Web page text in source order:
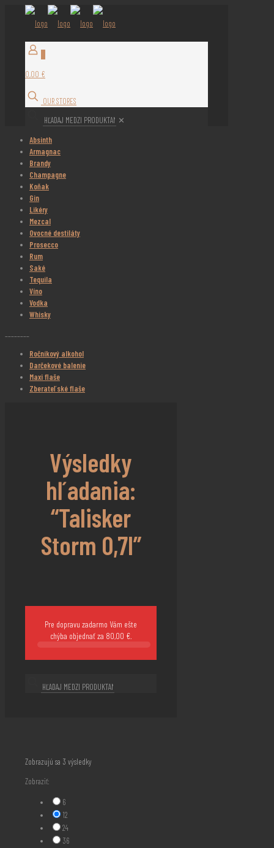
0,00 €
OUR STORES
✕
Absinth
Armagnac
Brandy
Champagne
Koňak
Gin
Likéry
Mezcal
Ovocné destiláty
Prosecco
Rum
Saké
Tequila
Víno
Vodka
Whisky
Ročníkový alkohol
Darčekové balenie
Maxi flaše
Zberateľské flaše
Výsledky
hľadania:
“Talisker
Storm 0,7l”
Pre dopravu zadarmo Vám ešte
chýba objednať za 80,00 €.
Zobrazujú sa 3 výsledkyZoradené
Zobraziť:
6
12
24
36